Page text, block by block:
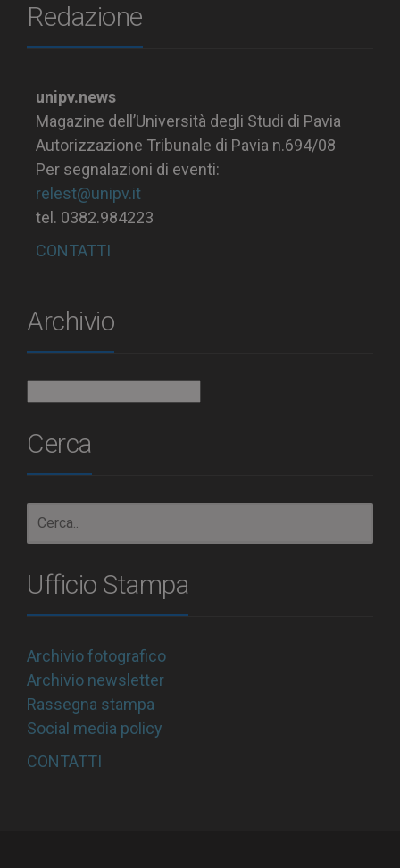
Redazione
unipv.news
Magazine dell’Università degli Studi di Pavia
Autorizzazione Tribunale di Pavia n.694/08
Per segnalazioni di eventi:
relest@unipv.it
tel. 0382.984223
CONTATTI
Archivio
Cerca
Ufficio Stampa
Archivio fotografico
Archivio newsletter
Rassegna stampa
Social media policy
CONTATTI